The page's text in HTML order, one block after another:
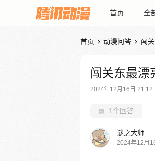
首页 全
首页  动漫问答  闯
闯关东最漂
2024年12月16日 21:12
1个回答
谜之大师
2024年12月